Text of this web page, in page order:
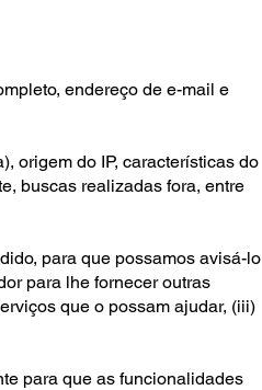
endereço de e-mail e
origem do IP, características do
buscas realizadas fora, entre
para que possamos avisá-lo
para lhe fornecer outras
que o possam ajudar, (iii)
para que as funcionalidades